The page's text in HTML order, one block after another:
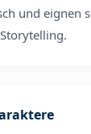
und eignen